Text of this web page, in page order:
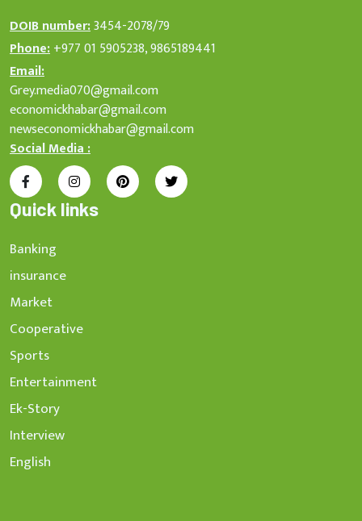
DOIB number:3454-2078/79
Phone:+977 01 5905238, 9865189441
Email:
Grey.media070@gmail.com
economickhabar@gmail.com
newseconomickhabar@gmail.com
Social Media :
Quick links
Banking
insurance
Market
Cooperative
Sports
Entertainment
Ek-Story
Interview
English